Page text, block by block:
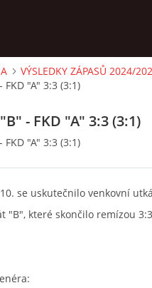
VÝSLEDKY ZÁPASŮ 2024/
"A" 3:3 (3:1)
- FKD "A" 3:3 (3:1)
"A" 3:3 (3:1)
se uskutečnilo venkovní
"B", které skončilo remízou